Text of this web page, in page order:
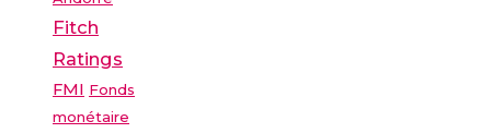
Fitch
Ratings
FMI Fonds
monétaire